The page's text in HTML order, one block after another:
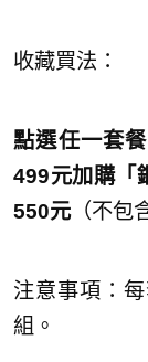
收藏買法：
點選任一套
499元加購「
550元（不包
注意事項：
組。